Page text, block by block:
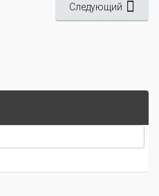
Следующий